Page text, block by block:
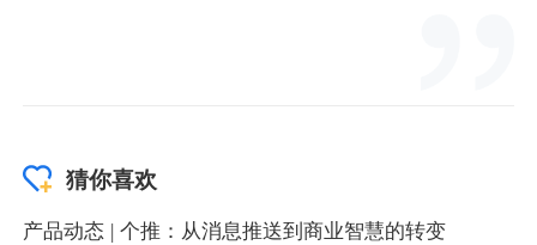
猜你喜欢
产品动态 | 个推：从消息推送到商业智慧的转变